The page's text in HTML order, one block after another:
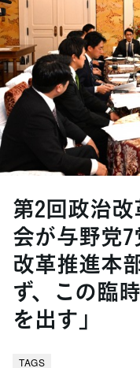
第2回政治
会が与野党
改革推進本
ず、この臨
を出す」
TAGS